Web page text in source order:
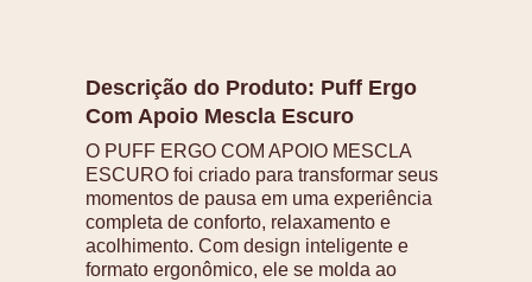
Descrição do Produto: Puff Ergo
Com Apoio Mescla Escuro
O PUFF ERGO COM APOIO MESCLA
ESCURO foi criado para transformar seus
momentos de pausa em uma experiência
completa de conforto, relaxamento e
acolhimento. Com design inteligente e
formato ergonômico, ele se molda ao